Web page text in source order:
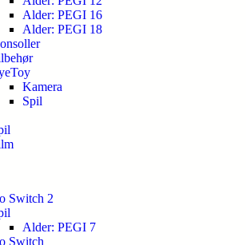
Alder: PEGI 16
Alder: PEGI 18
Kamera
Spil
Switch 2
Alder: PEGI 7
Switch